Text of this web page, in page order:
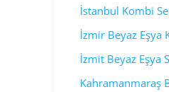
İstanbul Kombi
İzmir Beyaz Eşya
İzmit Beyaz Eşya
Kahramanmaraş